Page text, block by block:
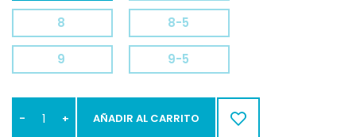
8 8-5
9 9-5
AÑADIR AL CARRITO